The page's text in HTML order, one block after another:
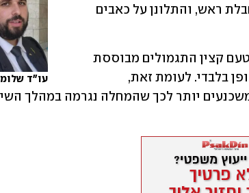
עו"ד